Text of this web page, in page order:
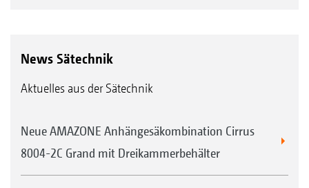
News Sätechnik
Aktuelles aus der Sätechnik
Neue AMAZONE Anhängesäkombination Cirrus
8004-2C Grand mit Dreikammerbehälter